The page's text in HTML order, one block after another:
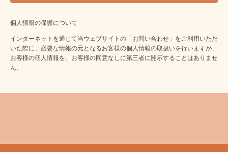
個人情報の保護について
インターネットを通じて当ウェブサイトの「お問い合わせ」をご利用いただ
いた際に、必要な情報の元となるお客様の個人情報の取扱いを行いますが、
お客様の個人情報を、お客様の同意なしに第三者に開示することはありませ
ん。